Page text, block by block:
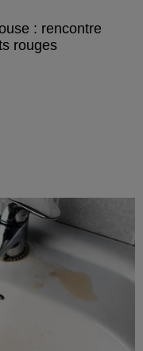
: rencontre
rouges